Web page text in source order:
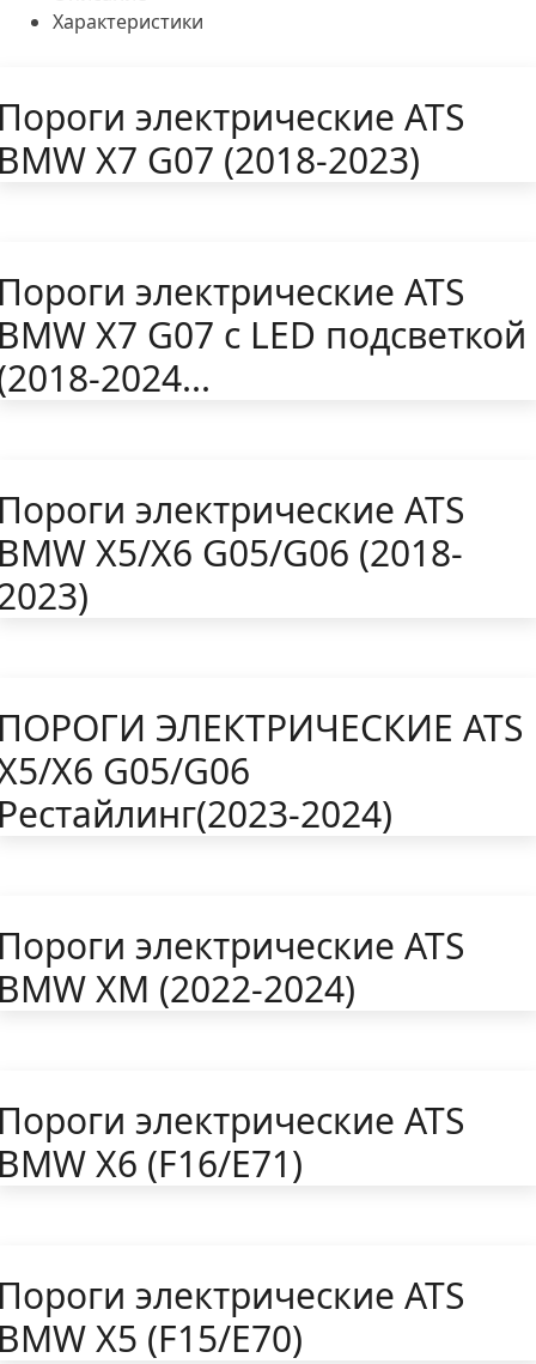
Характеристики
электрические ATS
X7 G07 (2018-2023)
электрические ATS
X7 G07 с LED подсветкой
2024...
электрические ATS
X5/Х6 G05/G06 (2018-
ЭЛЕКТРИЧЕСКИЕ ATS
X6 G05/G06
2024)
электрические ATS
XM (2022-2024)
электрические ATS
X6 (F16/E71)
электрические ATS
X5 (F15/E70)